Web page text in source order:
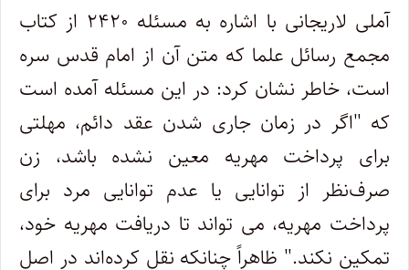
آملی لاریجانی با اشاره به مسئله ۲۴۲۰ از کتاب
مجمع رسائل علما که متن آن از امام قدس سره
است، خاطر نشان کرد: در این مسئله آمده است
که "اگر در زمان جاری شدن عقد دائم، مهلتی
برای پرداخت مهریه معین نشده باشد، زن
صرف‌نظر از توانایی یا عدم توانایی مرد برای
پرداخت مهریه، می تواند تا دریافت مهریه خود،
تمکین نکند." ظاهراً چنانکه نقل کرده‌اند در اصل